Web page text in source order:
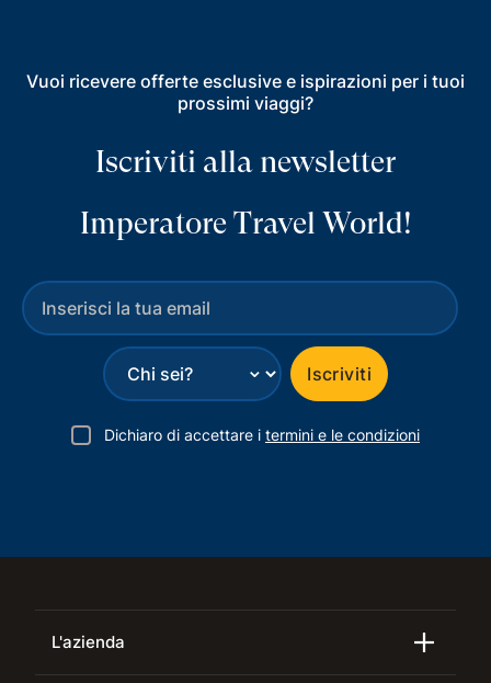
Vuoi ricevere offerte esclusive e ispirazioni per i tuoi
prossimi viaggi?
Iscriviti alla newsletter
Imperatore Travel World!
⌄ Iscriviti
Dichiaro di accettare i termini e le condizioni
L'azienda